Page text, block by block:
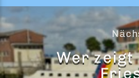
Wer zeigt